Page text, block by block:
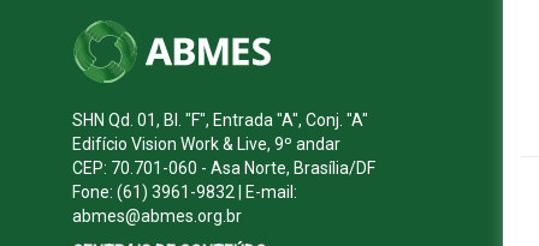
SHN Qd. 01, Bl. "F", Entrada "A", Conj. "A"
Edifício Vision Work & Live, 9º andar
CEP: 70.701-060 - Asa Norte, Brasília/DF
Fone: (61) 3961-9832 | E-mail:
abmes@abmes.org.br